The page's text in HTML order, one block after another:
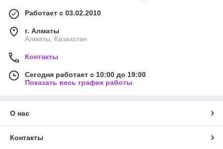
Работает с 03.02.2010
г. Алматы
Алматы, Казахстан
Контакты
Сегодня работает с 10:00 до 19:00
Показать весь график работы
О нас
Контакты